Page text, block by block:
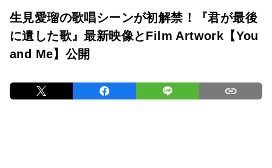
生見愛瑠の歌唱シーンが初解禁！『君が最後
に遺した歌』最新映像とFilm Artwork【You
and Me】公開